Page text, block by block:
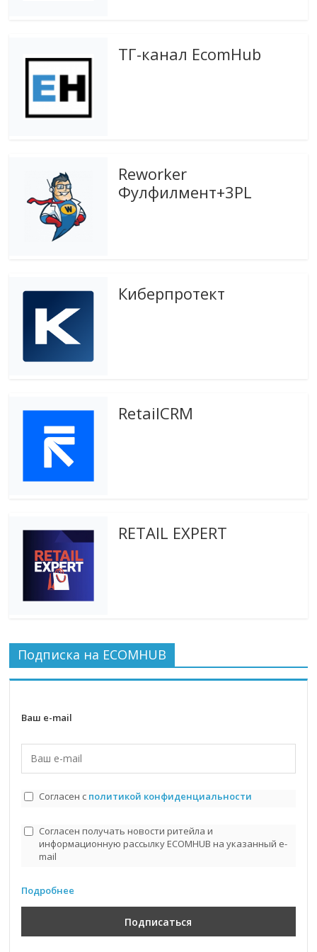
читателем.
ТГ-канал EcomHub
Reworker
Фулфилмент+3PL
Киберпротект
RetailCRM
RETAIL EXPERT
Подписка на ECOMHUB
Ваш e-mail
Согласен с политикой конфиденциальности
Согласен получать новости ритейла и
информационную рассылку ECOMHUB на указанный e-
mail
Подробнее